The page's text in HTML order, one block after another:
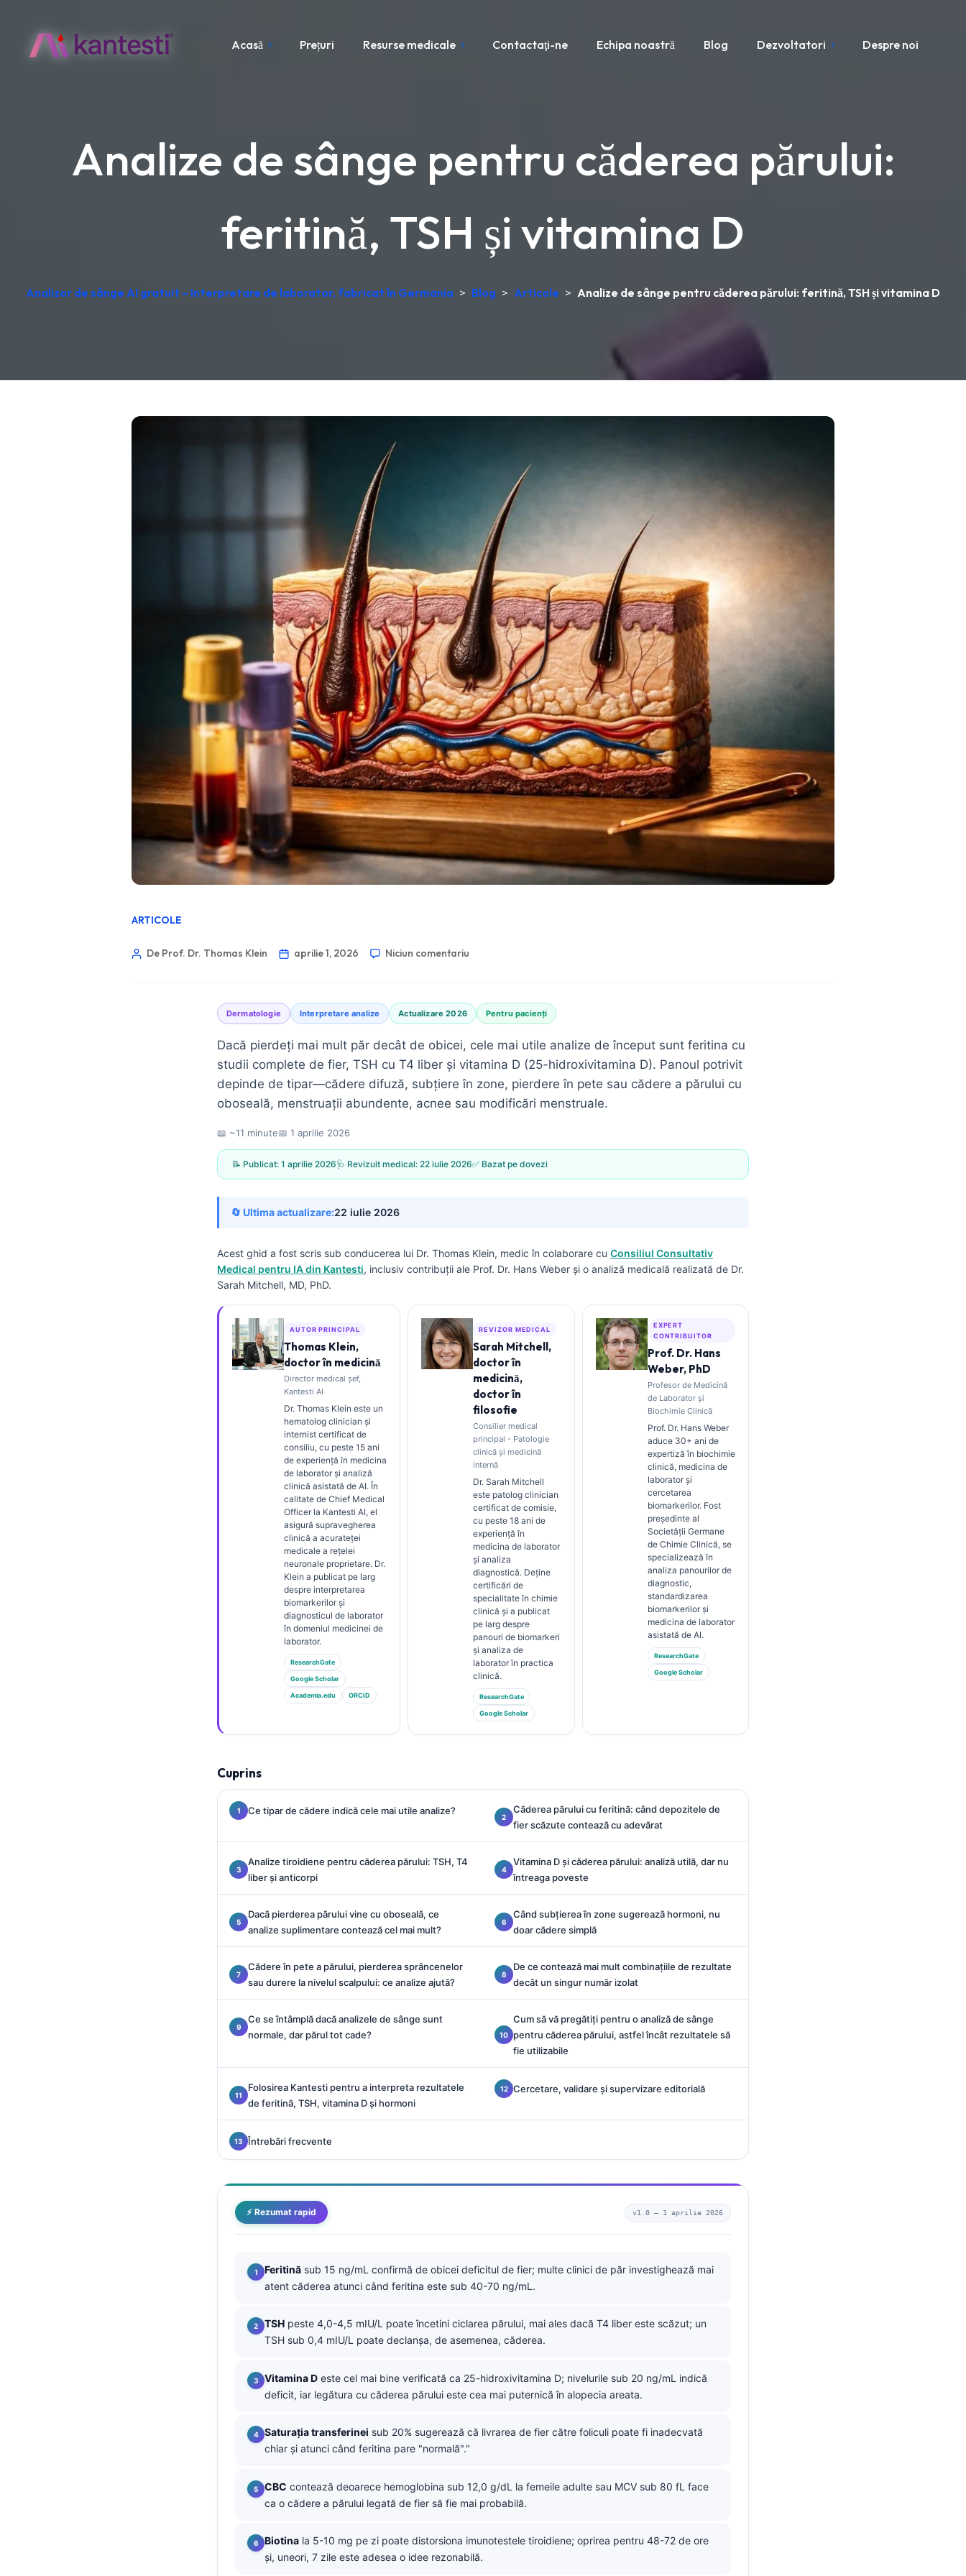
Acasă Prețuri Resurse medicale Contactaţi-ne Echipa noastră Blog Dezvoltatori Despre noi
Analize de sânge pentru căderea părului:
feritină, TSH și vitamina D
Analizor de sânge AI gratuit – Interpretare de laborator, fabricat în Germania > Blog > Articole > Analize de sânge pentru căderea părului: feritină, TSH și vitamina D
ARTICOLE
De Prof. Dr. Thomas Klein aprilie 1, 2026 Niciun comentariu
Dermatologie Interpretare analize Actualizare 2026 Pentru pacienți
Dacă pierdeți mai mult păr decât de obicei, cele mai utile analize de început sunt feritina cu
studii complete de fier, TSH cu T4 liber și vitamina D (25-hidroxivitamina D). Panoul potrivit
depinde de tipar—cădere difuză, subțiere în zone, pierdere în pete sau cădere a părului cu
oboseală, menstruații abundente, acnee sau modificări menstruale.
📖 ~11 minute📅 1 aprilie 2026
📝 Publicat: 1 aprilie 2026🩺 Revizuit medical: 22 iulie 2026✅ Bazat pe dovezi
🔄 Ultima actualizare:22 iulie 2026
Acest ghid a fost scris sub conducerea lui Dr. Thomas Klein, medic în colaborare cu Consiliul Consultativ
Medical pentru IA din Kantesti, inclusiv contribuții ale Prof. Dr. Hans Weber și o analiză medicală realizată de Dr.
Sarah Mitchell, MD, PhD.
AUTOR PRINCIPAL
Thomas Klein,
doctor în medicină
Director medical șef,
Kantesti AI
Dr. Thomas Klein este un
hematolog clinician și
internist certificat de
consiliu, cu peste 15 ani
de experiență în medicina
de laborator și analiză
clinică asistată de AI. În
calitate de Chief Medical
Officer la Kantesti AI, el
asigură supravegherea
clinică a acurateței
medicale a rețelei
neuronale proprietare. Dr.
Klein a publicat pe larg
despre interpretarea
biomarkerilor și
diagnosticul de laborator
în domeniul medicinei de
laborator.
ResearchGate
Google Scholar
Academia.edu ORCID
REVIZOR MEDICAL
Sarah Mitchell,
doctor în
medicină,
doctor în
filosofie
Consilier medical
principal - Patologie
clinică și medicină
internă
Dr. Sarah Mitchell
este patolog clinician
certificat de comisie,
cu peste 18 ani de
experiență în
medicina de laborator
și analiza
diagnostică. Deține
certificări de
specialitate în chimie
clinică și a publicat
pe larg despre
panouri de biomarkeri
și analiza de
laborator în practica
clinică.
ResearchGate
Google Scholar
EXPERT
CONTRIBUITOR
Prof. Dr. Hans
Weber, PhD
Profesor de Medicină
de Laborator și
Biochimie Clinică
Prof. Dr. Hans Weber
aduce 30+ ani de
expertiză în biochimie
clinică, medicina de
laborator și
cercetarea
biomarkerilor. Fost
președinte al
Societății Germane
de Chimie Clinică, se
specializează în
analiza panourilor de
diagnostic,
standardizarea
biomarkerilor și
medicina de laborator
asistată de AI.
ResearchGate
Google Scholar
Cuprins
Ce tipar de cădere indică cele mai utile analize?
Căderea părului cu feritină: când depozitele de
fier scăzute contează cu adevărat
Analize tiroidiene pentru căderea părului: TSH, T4
liber și anticorpi
Vitamina D și căderea părului: analiză utilă, dar nu
întreaga poveste
Dacă pierderea părului vine cu oboseală, ce
analize suplimentare contează cel mai mult?
Când subțierea în zone sugerează hormoni, nu
doar cădere simplă
Cădere în pete a părului, pierderea sprâncenelor
sau durere la nivelul scalpului: ce analize ajută?
De ce contează mai mult combinațiile de rezultate
decât un singur număr izolat
Ce se întâmplă dacă analizele de sânge sunt
normale, dar părul tot cade?
Cum să vă pregătiți pentru o analiză de sânge
pentru căderea părului, astfel încât rezultatele să
fie utilizabile
Folosirea Kantesti pentru a interpreta rezultatele
de feritină, TSH, vitamina D și hormoni
Cercetare, validare și supervizare editorială
Întrebări frecvente
⚡ Rezumat rapid v1.0 — 1 aprilie 2026
Feritină sub 15 ng/mL confirmă de obicei deficitul de fier; multe clinici de păr investighează mai
atent căderea atunci când feritina este sub 40-70 ng/mL.
TSH peste 4,0-4,5 mIU/L poate încetini ciclarea părului, mai ales dacă T4 liber este scăzut; un
TSH sub 0,4 mIU/L poate declanșa, de asemenea, căderea.
Vitamina D este cel mai bine verificată ca 25-hidroxivitamina D; nivelurile sub 20 ng/mL indică
deficit, iar legătura cu căderea părului este cea mai puternică în alopecia areata.
Saturația transferinei sub 20% sugerează că livrarea de fier către foliculi poate fi inadecvată
chiar și atunci când feritina pare "normală"."
CBC contează deoarece hemoglobina sub 12,0 g/dL la femeile adulte sau MCV sub 80 fL face
ca o cădere a părului legată de fier să fie mai probabilă.
Biotina la 5-10 mg pe zi poate distorsiona imunotestele tiroidiene; oprirea pentru 48-72 de ore
și, uneori, 7 zile este adesea o idee rezonabilă.